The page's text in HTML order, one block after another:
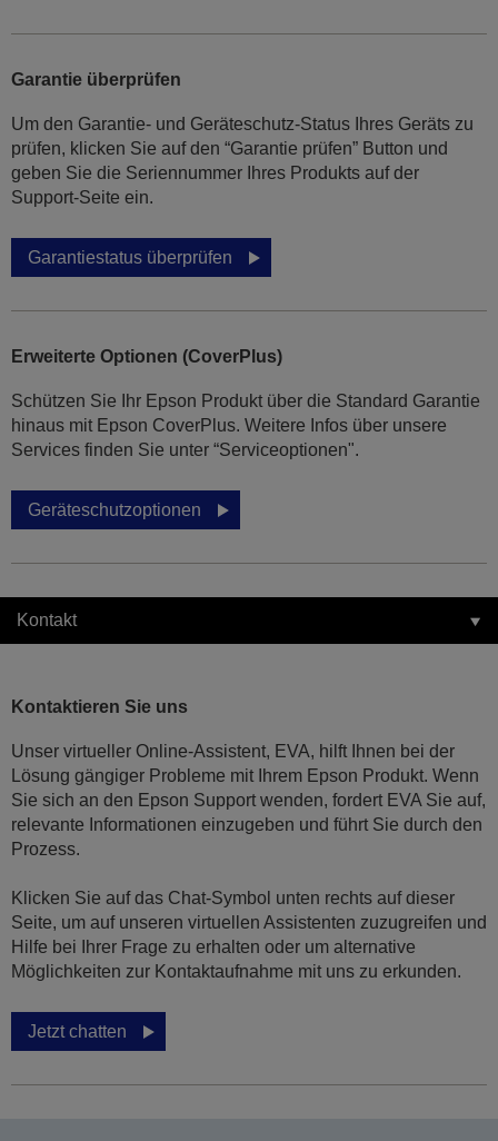
Garantie überprüfen
Um den Garantie- und Geräteschutz-Status Ihres Geräts zu
prüfen, klicken Sie auf den “Garantie prüfen” Button und
geben Sie die Seriennummer Ihres Produkts auf der
Support-Seite ein.
Garantiestatus überprüfen
Erweiterte Optionen (CoverPlus)
Schützen Sie Ihr Epson Produkt über die Standard Garantie
hinaus mit Epson CoverPlus. Weitere Infos über unsere
Services finden Sie unter “Serviceoptionen".
Geräteschutzoptionen
Kontakt
Kontaktieren Sie uns
Unser virtueller Online-Assistent, EVA, hilft Ihnen bei der
Lösung gängiger Probleme mit Ihrem Epson Produkt. Wenn
Sie sich an den Epson Support wenden, fordert EVA Sie auf,
relevante Informationen einzugeben und führt Sie durch den
Prozess.
Klicken Sie auf das Chat-Symbol unten rechts auf dieser
Seite, um auf unseren virtuellen Assistenten zuzugreifen und
Hilfe bei Ihrer Frage zu erhalten oder um alternative
Möglichkeiten zur Kontaktaufnahme mit uns zu erkunden.
Jetzt chatten